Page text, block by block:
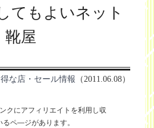
てもよいネット
靴屋
な店・セール情報 （2011.06.08）
クにアフィリエイトを利用し収
るペ―ジがあります。